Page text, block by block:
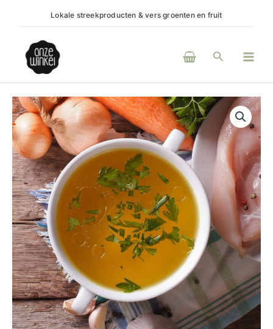
inhoud
Lokale streekproducten & vers groenten en fruit
Zoeken
Kippensoep
aantal